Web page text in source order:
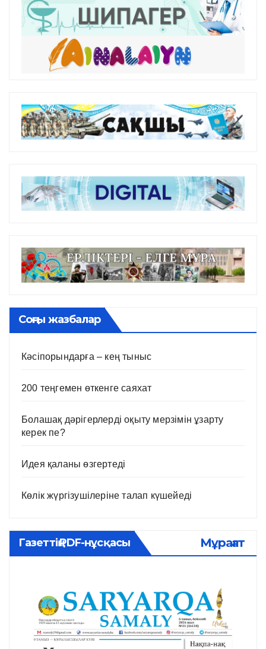
Соңғы жазбалар
Кәсіпорындарға – кең тыныс
200 теңгемен өткенге саяхат
Болашақ дәрігерлерді оқыту мерзімін ұзарту
керек пе?
Идея қаланы өзгертеді
Көлік жүргізушілеріне талап күшейеді
Газеттің PDF-нұсқасы Мұрағат